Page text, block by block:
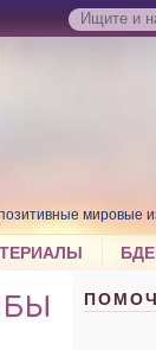
мировые